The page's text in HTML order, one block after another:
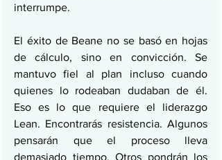
interrumpe.
El éxito de Beane no se basó en hojas
de cálculo, sino en convicción. Se
mantuvo fiel al plan incluso cuando
quienes lo rodeaban dudaban de él.
Eso es lo que requiere el liderazgo
Lean. Encontrarás resistencia. Algunos
pensarán que el proceso lleva
demasiado tiempo. Otros pondrán los